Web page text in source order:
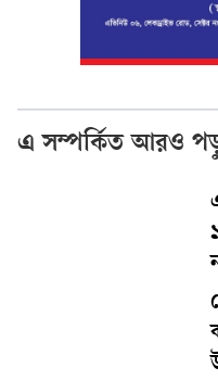
এ সম্পর্কিত আরও